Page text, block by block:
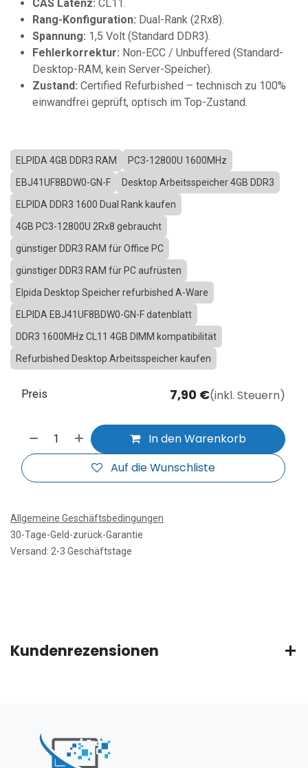
CAS Latenz: CL11.
Rang-Konfiguration: Dual-Rank (2Rx8).
Spannung: 1,5 Volt (Standard DDR3).
Fehlerkorrektur: Non-ECC / Unbuffered (Standard-
Desktop-RAM, kein Server-Speicher).
Zustand: Certified Refurbished – technisch zu 100%
einwandfrei geprüft, optisch im Top-Zustand.
ELPIDA 4GB DDR3 RAM
PC3-12800U 1600MHz
EBJ41UF8BDW0-GN-F
Desktop Arbeitsspeicher 4GB DDR3
ELPIDA DDR3 1600 Dual Rank kaufen
4GB PC3-12800U 2Rx8 gebraucht
günstiger DDR3 RAM für Office PC
günstiger DDR3 RAM für PC aufrüsten
Elpida Desktop Speicher refurbished A-Ware
ELPIDA EBJ41UF8BDW0-GN-F datenblatt
DDR3 1600MHz CL11 4GB DIMM kompatibilität
Refurbished Desktop Arbeitsspeicher kaufen
In den Warenkorb
Auf die Wunschliste
Preis 7,90 €(inkl. Steuern)
Allgemeine Geschäftsbedingungen
30-Tage-Geld-zurück-Garantie
Versand: 2-3 Geschäftstage
Kundenrezensionen